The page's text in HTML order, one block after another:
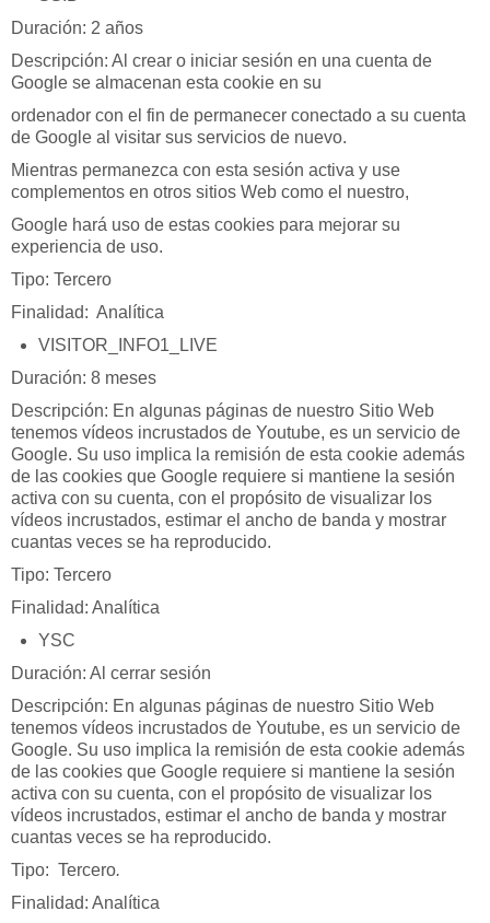
Duración: 2 años
Descripción: Al crear o iniciar sesión en una cuenta de
Google se almacenan esta cookie en su
ordenador con el fin de permanecer conectado a su cuenta
de Google al visitar sus servicios de nuevo.
Mientras permanezca con esta sesión activa y use
complementos en otros sitios Web como el nuestro,
Google hará uso de estas cookies para mejorar su
experiencia de uso.
Tipo: Tercero
Finalidad: Analítica
VISITOR_INFO1_LIVE
Duración: 8 meses
Descripción: En algunas páginas de nuestro Sitio Web
tenemos vídeos incrustados de Youtube, es un servicio de
Google. Su uso implica la remisión de esta cookie además
de las cookies que Google requiere si mantiene la sesión
activa con su cuenta, con el propósito de visualizar los
vídeos incrustados, estimar el ancho de banda y mostrar
cuantas veces se ha reproducido.
Tipo: Tercero
Finalidad: Analítica
YSC
Duración: Al cerrar sesión
Descripción: En algunas páginas de nuestro Sitio Web
tenemos vídeos incrustados de Youtube, es un servicio de
Google. Su uso implica la remisión de esta cookie además
de las cookies que Google requiere si mantiene la sesión
activa con su cuenta, con el propósito de visualizar los
vídeos incrustados, estimar el ancho de banda y mostrar
cuantas veces se ha reproducido.
Tipo: Tercero.
Finalidad: Analítica